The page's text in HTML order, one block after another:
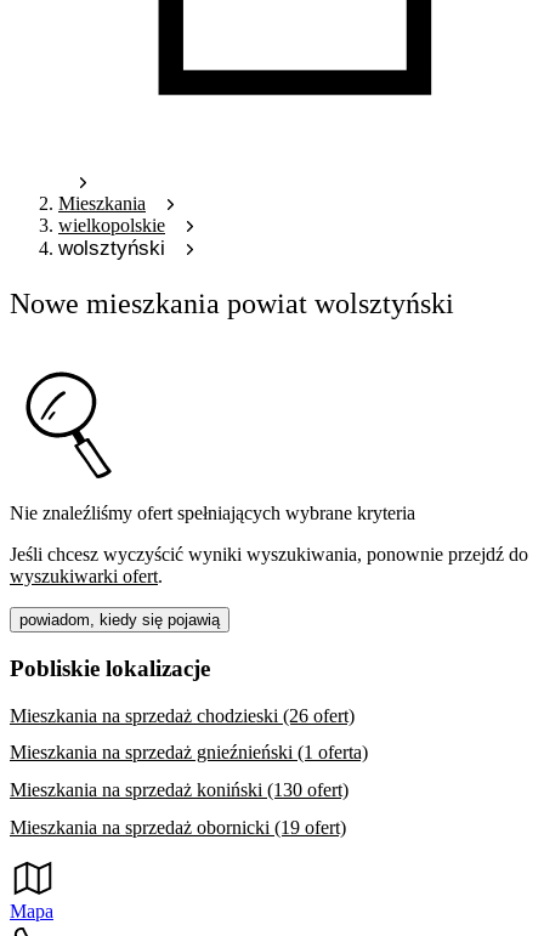
Mieszkania
wielkopolskie
wolsztyński
Nowe mieszkania powiat wolsztyński
Nie znaleźliśmy ofert spełniających wybrane kryteria
Jeśli chcesz wyczyścić wyniki wyszukiwania, ponownie przejdź do
wyszukiwarki ofert.
powiadom, kiedy się pojawią
Pobliskie lokalizacje
Mieszkania na sprzedaż chodzieski (26 ofert)
Mieszkania na sprzedaż gnieźnieński (1 oferta)
Mieszkania na sprzedaż koniński (130 ofert)
Mieszkania na sprzedaż obornicki (19 ofert)
Mapa